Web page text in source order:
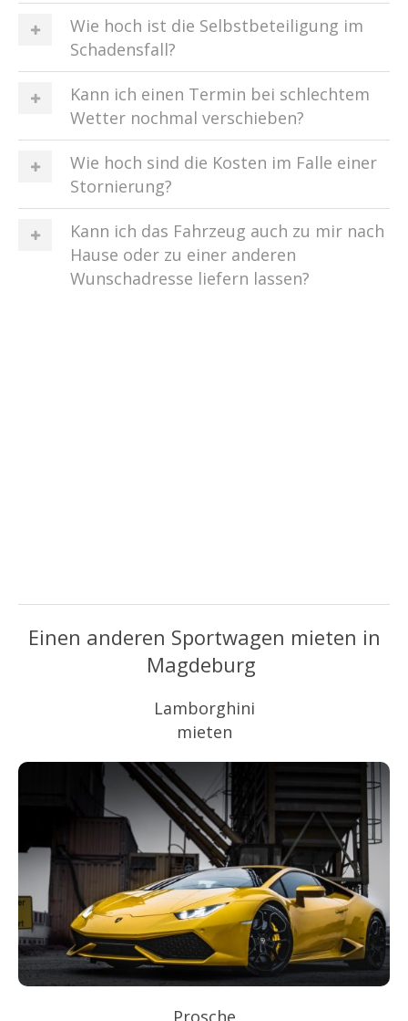
Wie hoch ist die Selbstbeteiligung im
Schadensfall?
Kann ich einen Termin bei schlechtem
Wetter nochmal verschieben?
Wie hoch sind die Kosten im Falle einer
Stornierung?
Kann ich das Fahrzeug auch zu mir nach
Hause oder zu einer anderen
Wunschadresse liefern lassen?
Einen anderen Sportwagen mieten in
Magdeburg
Lamborghini
mieten